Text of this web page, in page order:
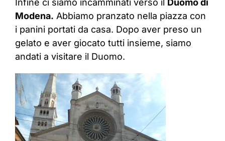
Infine ci siamo incamminati verso il Duomo di
Modena. Abbiamo pranzato nella piazza con
i panini portati da casa. Dopo aver preso un
gelato e aver giocato tutti insieme, siamo
andati a visitare il Duomo.